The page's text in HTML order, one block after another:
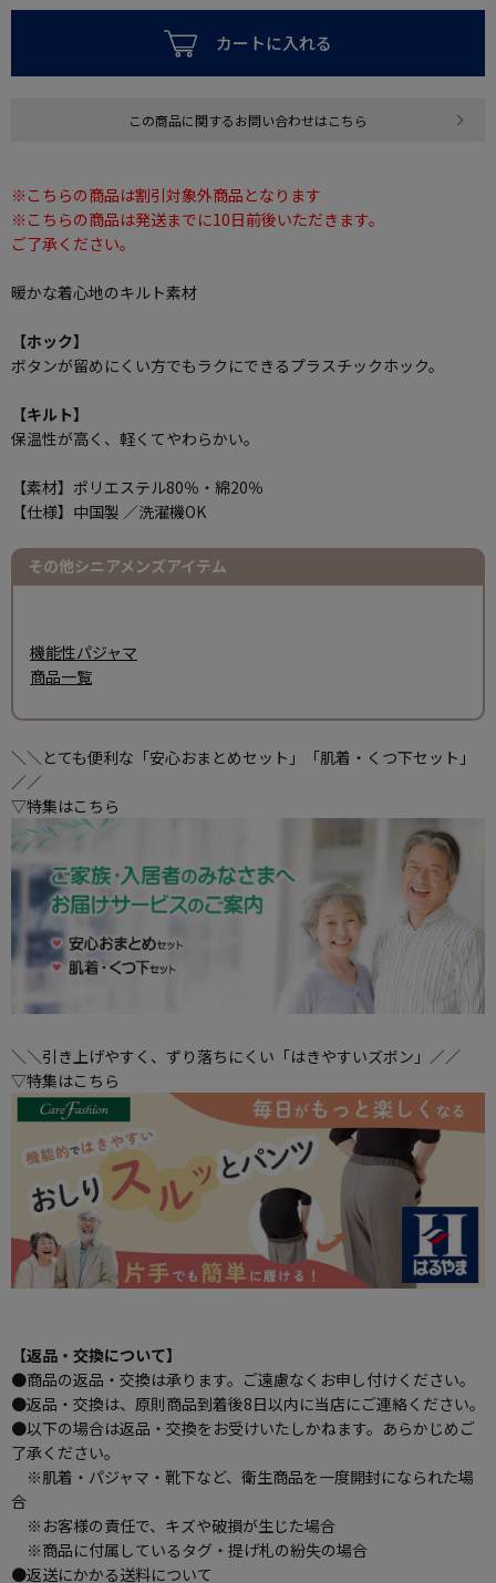
カートに入れる
この商品に関するお問い合わせはこちら
※こちらの商品は割引対象外商品となります
※こちらの商品は発送までに10日前後いただきます。
ご了承ください。
暖かな着心地のキルト素材
【ホック】
ボタンが留めにくい方でもラクにできるプラスチックホック。
【キルト】
保温性が高く、軽くてやわらかい。
【素材】ポリエステル80％・綿20％
【仕様】中国製 ／洗濯機OK
その他シニアメンズアイテム
機能性パジャマ
商品一覧
＼＼とても便利な「安心おまとめセット」「肌着・くつ下セット」
／／
▽特集はこちら
＼＼引き上げやすく、ずり落ちにくい「はきやすいズボン」／／
▽特集はこちら
【返品・交換について】
●商品の返品・交換は承ります。ご遠慮なくお申し付けください。
●返品・交換は、原則商品到着後8日以内に当店にご連絡ください。
●以下の場合は返品・交換をお受けいたしかねます。あらかじめご
了承ください。
※肌着・パジャマ・靴下など、衛生商品を一度開封になられた場
合
※お客様の責任で、キズや破損が生じた場合
※商品に付属しているタグ・提げ札の紛失の場合
●返送にかかる送料について